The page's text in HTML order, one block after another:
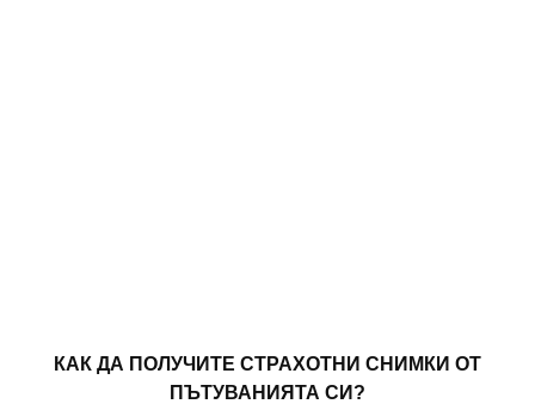
КАК ДА ПОЛУЧИТЕ СТРАХОТНИ СНИМКИ ОТ
ПЪТУВАНИЯТА СИ?